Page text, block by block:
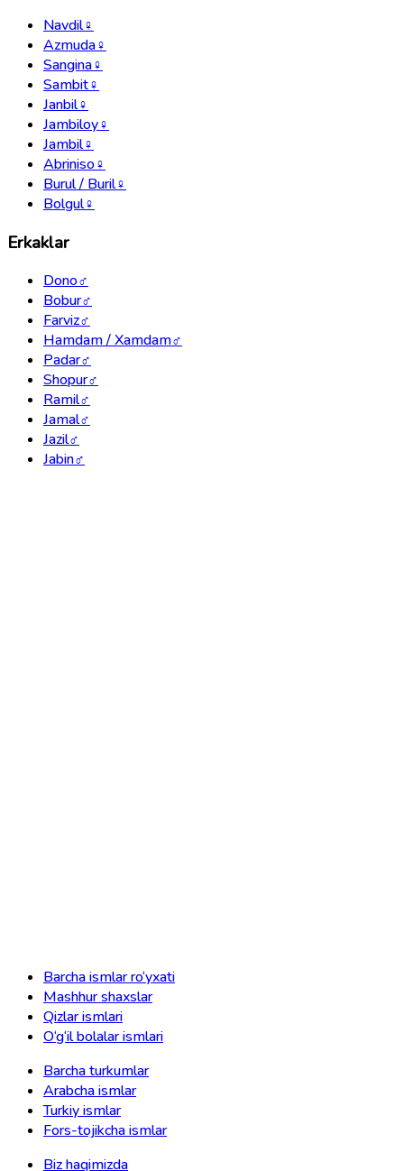
Navdil♀
Azmuda♀
Sangina♀
Sambit♀
Janbil♀
Jambiloy♀
Jambil♀
Abriniso♀
Burul / Buril♀
Bolgul♀
Erkaklar
Dono♂
Bobur♂
Farviz♂
Hamdam / Xamdam♂
Padar♂
Shopur♂
Ramil♂
Jamal♂
Jazil♂
Jabin♂
Barcha ismlar ro‘yxati
Mashhur shaxslar
Qizlar ismlari
O‘g‘il bolalar ismlari
Barcha turkumlar
Arabcha ismlar
Turkiy ismlar
Fors-tojikcha ismlar
Biz haqimizda